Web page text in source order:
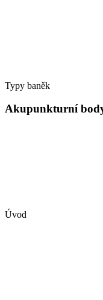
Typy baněk
Akupunkturní
Úvod